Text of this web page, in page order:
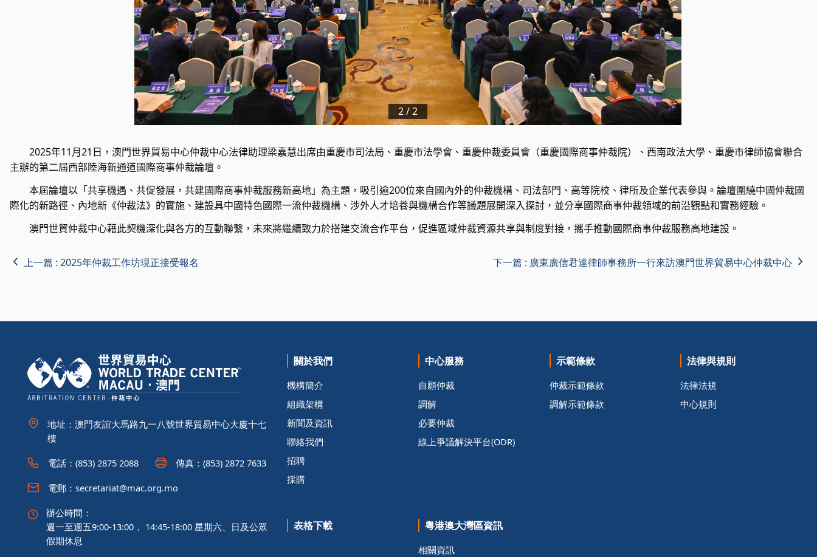
2/2
2025年11月21 日，澳門世界貿易中心仲裁中心法律助理梁嘉慧出席由重慶市司法局、重慶市法學會、重慶仲裁委員會（重慶國際商事仲裁院）、西南政法大學、重慶市律師協會聯合
主辦的第二屆西部陸海新通道國際商事仲裁論壇。
本屆論壇以「共享機遇、共促發展，共建國際商事仲裁服務新高地」為主題，吸引逾200位來自國內外的仲裁機構、司法部門、高等院校、律所及企業代表參與。論壇圍繞中國仲裁國
際化的新路徑、內地新《仲裁法》的實施、建設具中國特色國際一流仲裁機構、涉外人才培養與機構合作等議題展開深入探討，並分享國際商事仲裁領域的前沿觀點和實務經驗。
澳門世貿仲裁中心藉此契機深化與各方的互動聯繫，未來將繼續致力於搭建交流合作平台，促進區域仲裁資源共享與制度對接，攜手推動國際商事仲裁服務高地建設。
上一篇 :2025年仲裁工作坊現正接受報名 下一篇 : 廣東廣信君達律師事務所一行來訪澳門世界貿易中心仲裁中心
地址：澳門友誼大馬路九一八號世界貿易中心大廈十七
樓
電話：(853) 2875 2088 傳真：(853) 2872 7633
電郵：secretariat@mac.org.mo
辦公時間：
週一至週五9:00-13:00， 14:45-18:00 星期六、日及公眾
假期休息
關於我們
機構簡介
組織架構
新聞及資訊
聯絡我們
招聘
採購
中心服務
自願仲裁
調解
必要仲裁
線上爭議解決平台(ODR)
示範條款
仲裁示範條款
調解示範條款
法律與規則
法律法規
中心規則
表格下載 粵港澳大灣區資訊
相關資訊